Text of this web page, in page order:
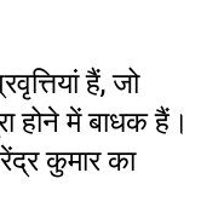
हैं, जो
होने में बाधक हैं।
कुमार का